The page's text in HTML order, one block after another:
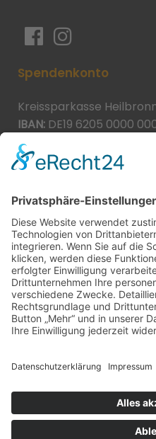
Spendenkonto
Kreissparkasse
IBAN: DE19 6205 0000
BIC:
Spende direkt via
JETZT SPENDEN
paypal@heilbronner-
© 2021